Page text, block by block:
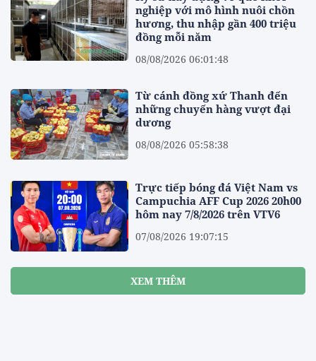
nghiệp với mô hình nuôi chồn
hương, thu nhập gần 400 triệu
đồng mỗi năm
08/08/2026 06:01:48
Từ cánh đồng xứ Thanh đến
những chuyến hàng vượt đại
dương
08/08/2026 05:58:38
Trực tiếp bóng đá Việt Nam vs
Campuchia AFF Cup 2026 20h00
hôm nay 7/8/2026 trên VTV6
07/08/2026 19:07:15
XEM THÊM